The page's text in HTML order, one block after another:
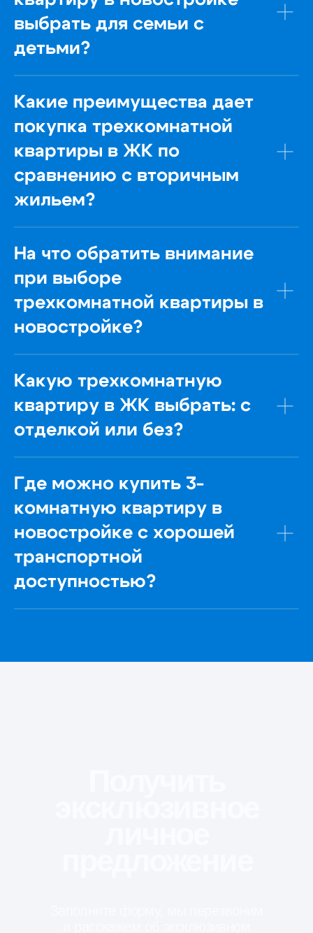
выбрать для семьи с
детьми?
Какие преимущества дает
покупка трехкомнатной
квартиры в ЖК по
сравнению с вторичным
жильем?
На что обратить внимание
при выборе
трехкомнатной квартиры в
новостройке?
Какую трехкомнатную
квартиру в ЖК выбрать: с
отделкой или без?
Где можно купить 3-
комнатную квартиру в
новостройке с хорошей
транспортной
доступностью?
ЗВОНИТЕ
+7 (423) 205-59-58
Владивосток
ул. Русская 89, офис 8
ул. Острякова 37б, кв. 12
ОФИС РАБОТАЕТ
ПН-ПТ: с 9 до 18 часов
ПЛАНИРОВКИ
УСЛОВИЯ ПОКУПКИ
КАРТА САЙТА
ПОЛИТИКА КОНФИДЕНЦИАЛЬНОСТИ
ХОД СТРОИТЕЛЬСТВА
БЛОГ